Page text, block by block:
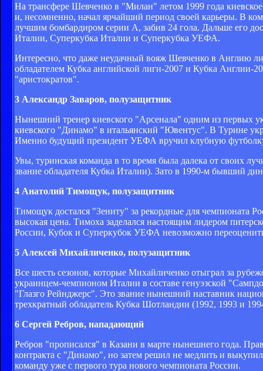
На трансфере Шевченко в "Милан" летом 1999 года
и, несомненно, начал ярчайший период своей карьеры. В
лучшим бомбардиром серии А, забив 24 гола. Дальше его
Италии, Суперкубка Италии и Суперкубка УЕФА.
Интересно, что даже неудачный вояж Шевченко в Англию
обладателем Кубка английской лиги-2007 и Кубка Англии-
"аристократов".
3 Александр Заваров, полузащитник
Нынешний тренер киевского "Арсенала" одним из первых
киевского "Динамо" в итальянский "Ювентус". В Турине
Именно будущий президент УЕФА вручил клубную
Увы, туринская команда в то время была далека от своих
звание обладателя Кубка Италии). Зато в 1990-м бывший
4 Анатолий Тимощук, полузащитник
Тимощук достался "Зениту" за рекордные для чемпионата
высокая цена. Тимоха заделался настоящим лидером
России, Кубок и Суперкубок УЕФА невозможно
5 Алексей Михайличенко, полузащитник
Все шесть сезонов, которые Михайличенко отыграл за
украинцем-чемпионом Италии в составе генуэзской
"Глазго Рейнджерс". Это звание нынешний наставник
трехкратный обладатель Кубка Шотландии (1992, 1993 и
6 Сергей Ребров, нападающий
Ребров "прописался" в Казани в марте нынешнего года.
контракта с "Динамо", но затем решил не медлить и
команду уже с первого тура нового чемпионата России.